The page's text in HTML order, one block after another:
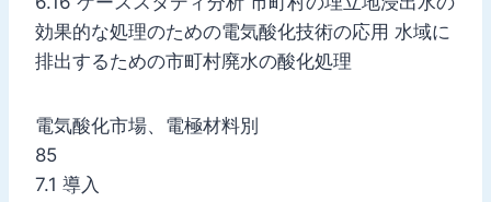
効果的な処理のための電気酸化技術の応用 水域に
排出するための市町村廃水の酸化処理
電気酸化市場、電極材料別
85
7.1 導入